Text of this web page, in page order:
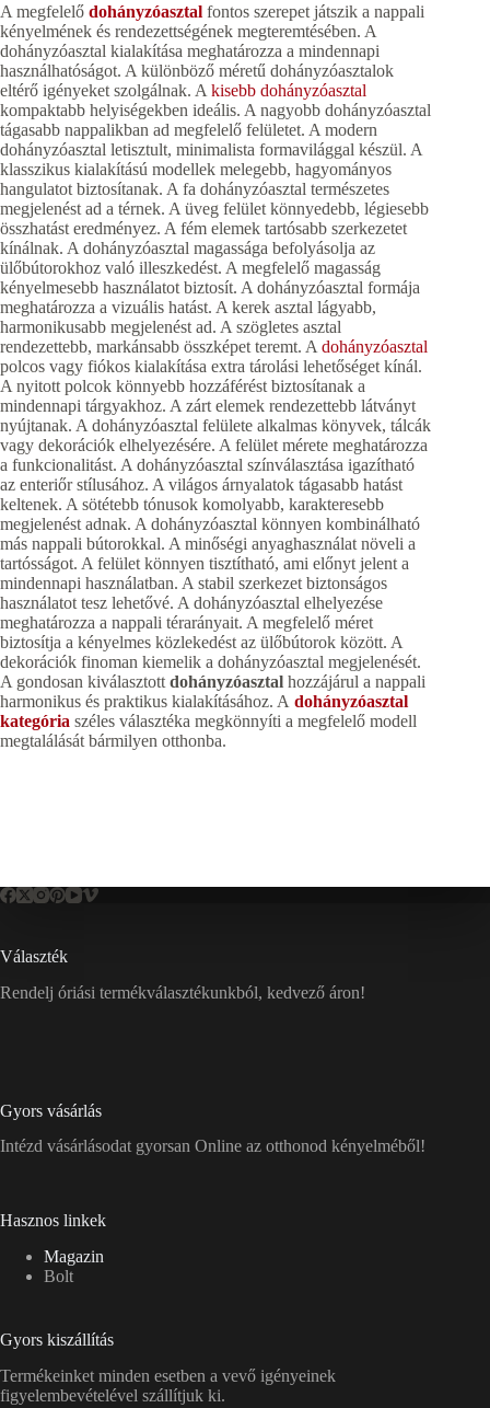
A megfelelő dohányzóasztal fontos szerepet játszik a nappali
kényelmének és rendezettségének megteremtésében. A
dohányzóasztal kialakítása meghatározza a mindennapi
használhatóságot. A különböző méretű dohányzóasztalok
eltérő igényeket szolgálnak. A kisebb dohányzóasztal
kompaktabb helyiségekben ideális. A nagyobb dohányzóasztal
tágasabb nappalikban ad megfelelő felületet. A modern
dohányzóasztal letisztult, minimalista formavilággal készül. A
klasszikus kialakítású modellek melegebb, hagyományos
hangulatot biztosítanak. A fa dohányzóasztal természetes
megjelenést ad a térnek. A üveg felület könnyedebb, légiesebb
összhatást eredményez. A fém elemek tartósabb szerkezetet
kínálnak. A dohányzóasztal magassága befolyásolja az
ülőbútorokhoz való illeszkedést. A megfelelő magasság
kényelmesebb használatot biztosít. A dohányzóasztal formája
meghatározza a vizuális hatást. A kerek asztal lágyabb,
harmonikusabb megjelenést ad. A szögletes asztal
rendezettebb, markánsabb összképet teremt. A dohányzóasztal
polcos vagy fiókos kialakítása extra tárolási lehetőséget kínál.
A nyitott polcok könnyebb hozzáférést biztosítanak a
mindennapi tárgyakhoz. A zárt elemek rendezettebb látványt
nyújtanak. A dohányzóasztal felülete alkalmas könyvek, tálcák
vagy dekorációk elhelyezésére. A felület mérete meghatározza
a funkcionalitást. A dohányzóasztal színválasztása igazítható
az enteriőr stílusához. A világos árnyalatok tágasabb hatást
keltenek. A sötétebb tónusok komolyabb, karakteresebb
megjelenést adnak. A dohányzóasztal könnyen kombinálható
más nappali bútorokkal. A minőségi anyaghasználat növeli a
tartósságot. A felület könnyen tisztítható, ami előnyt jelent a
mindennapi használatban. A stabil szerkezet biztonságos
használatot tesz lehetővé. A dohányzóasztal elhelyezése
meghatározza a nappali térarányait. A megfelelő méret
biztosítja a kényelmes közlekedést az ülőbútorok között. A
dekorációk finoman kiemelik a dohányzóasztal megjelenését.
A gondosan kiválasztott dohányzóasztal hozzájárul a nappali
harmonikus és praktikus kialakításához. A dohányzóasztal
kategória széles választéka megkönnyíti a megfelelő modell
megtalálását bármilyen otthonba.
Választék
Rendelj óriási termékválasztékunkból, kedvező áron!
Gyors vásárlás
Intézd vásárlásodat gyorsan Online az otthonod kényelméből!
Hasznos linkek
Magazin
Bolt
Gyors kiszállítás
Termékeinket minden esetben a vevő igényeinek
figyelembevételével szállítjuk ki.